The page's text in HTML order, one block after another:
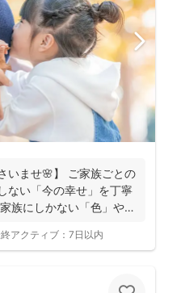
いませ🌸】 ご家族ごとの
ない「今の幸せ」を丁寧
族にしかない「色」や、
アクティブ： 7日以内